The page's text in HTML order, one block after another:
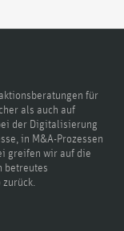
für
als auch auf
der Digitalisierung
in M&A-Prozessen
greifen wir auf die
betreutes